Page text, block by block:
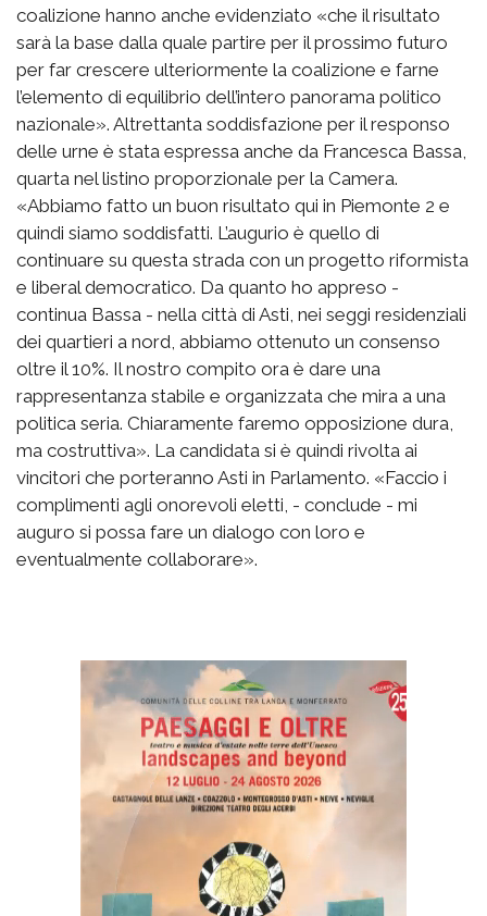
coalizione hanno anche evidenziato «che il risultato
sarà la base dalla quale partire per il prossimo futuro
per far crescere ulteriormente la coalizione e farne
l’elemento di equilibrio dell’intero panorama politico
nazionale». Altrettanta soddisfazione per il responso
delle urne è stata espressa anche da Francesca Bassa,
quarta nel listino proporzionale per la Camera.
«Abbiamo fatto un buon risultato qui in Piemonte 2 e
quindi siamo soddisfatti. L’augurio è quello di
continuare su questa strada con un progetto riformista
e liberal democratico. Da quanto ho appreso -
continua Bassa - nella città di Asti, nei seggi residenziali
dei quartieri a nord, abbiamo ottenuto un consenso
oltre il 10%. Il nostro compito ora è dare una
rappresentanza stabile e organizzata che mira a una
politica seria. Chiaramente faremo opposizione dura,
ma costruttiva». La candidata si è quindi rivolta ai
vincitori che porteranno Asti in Parlamento. «Faccio i
complimenti agli onorevoli eletti, - conclude - mi
auguro si possa fare un dialogo con loro e
eventualmente collaborare».